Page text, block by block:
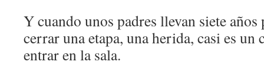
Y cuando unos padres llevan siete años
cerrar una etapa, una herida, casi es un
entrar en la sala.